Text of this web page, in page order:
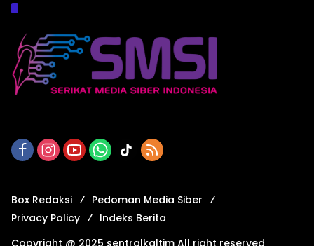
Box Redaksi
Pedoman Media Siber
Privacy Policy
Indeks Berita